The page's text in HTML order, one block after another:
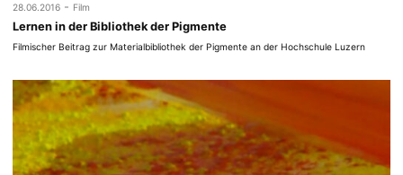
28.06.2016 - Film
Lernen in der Bibliothek der Pigmente
Filmischer Beitrag zur Materialbibliothek der Pigmente an der Hochschule Luzern